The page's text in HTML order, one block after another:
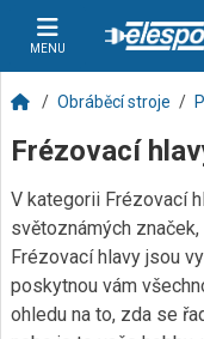
MENU
Obráběcí stroje
Frézovací
V kategorii Frézovací
světoznámých
Frézovací hlavy jsou
poskytnou vám
ohledu na to, zda se